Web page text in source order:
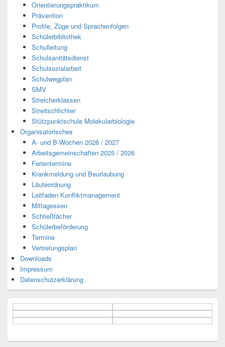
Orientierungspraktikum
Prävention
Profile, Züge und Sprachenfolgen
Schülerbibliothek
Schulleitung
Schulsanitätsdienst
Schulsozialarbeit
Schulwegplan
SMV
Streicherklassen
Streitschlichter
Stützpunktschule Molekularbiologie
Organisatorisches
A- und B-Wochen 2026 / 2027
Arbeitsgemeinschaften 2025 / 2026
Ferientermine
Krankmeldung und Beurlaubung
Läuteordnung
Leitfaden Konfliktmanagement
Mittagessen
Schließfächer
Schülerbeförderung
Termine
Vertretungsplan
Downloads
Impressum
Datenschutzerklärung